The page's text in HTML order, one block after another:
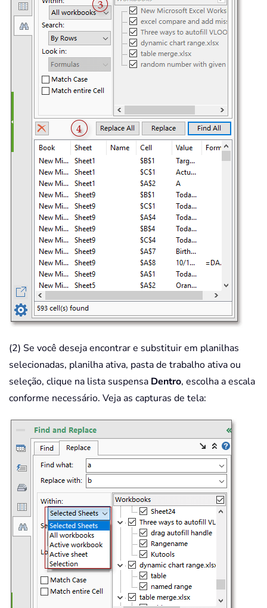
(2) Se você deseja encontrar e substituir em planilhas
selecionadas, planilha ativa, pasta de trabalho ativa ou
seleção, clique na lista suspensa Dentro, escolha a escala
conforme necessário. Veja as capturas de tela: